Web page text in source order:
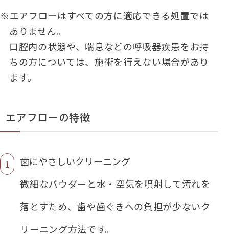
※エアフローはすべての方に適応できる処置では
ありません。
口腔内の状態や、喘息などの呼吸器疾患をお持
ちの方については、施術を行えない場合があり
ます。
エアフローの特徴
歯にやさしいクリーニング
微細なパウダーと水・空気を噴射して汚れを
落とすため、歯や歯ぐきへの負担が少ないク
リーニング方法です。